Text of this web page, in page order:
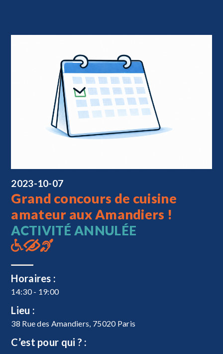
2023-10-07
Grand concours de cuisine
amateur aux Amandiers !
ACTIVITÉ ANNULÉE
Horaires :
14:30 - 19:00
Lieu :
38 Rue des Amandiers, 75020 Paris
C’est pour qui ? :